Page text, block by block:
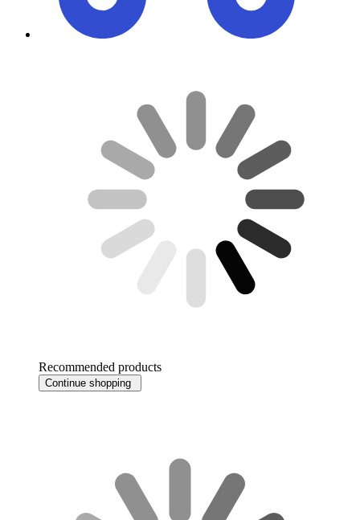
Recommended products
Continue shopping